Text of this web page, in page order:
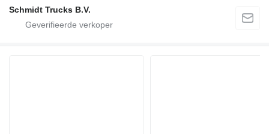
Schmidt Trucks B.V.